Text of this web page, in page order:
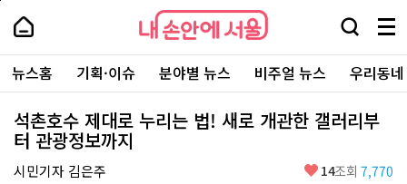
본
로
가
내
손
안
에
서
울
-
서
울
시
대
내
손
에
울
검
창
열
기
메
뉴
전
체
보
주
요
서
뉴스홈 기획·이슈 분야별 뉴스 비주얼 뉴스 우리동
석촌호수 제대로 누리는 법! 새로 개관한 갤러리부
터 관광정보까지
시민기자 김은주 좋
14조회 7,770
페
상
단
로